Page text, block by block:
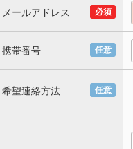
必須
メールアドレス
任意
携帯番号
任意
希望連絡方法